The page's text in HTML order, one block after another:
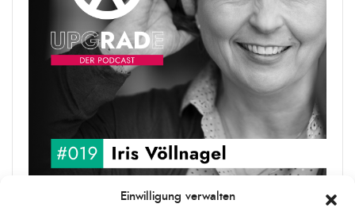
Einwilligung verwalten